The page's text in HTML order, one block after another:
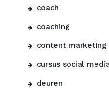
coach
coaching
content marketing
cursus social
deuren